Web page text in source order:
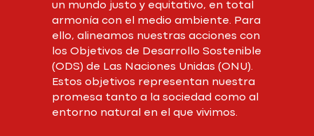
un mundo justo y equitativo, en total
armonía con el medio ambiente. Para
ello, alineamos nuestras acciones con
los Objetivos de Desarrollo Sostenible
(ODS) de Las Naciones Unidas (ONU).
Estos objetivos representan nuestra
promesa tanto a la sociedad como al
entorno natural en el que vivimos.